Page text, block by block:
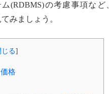
(RDBMS)の考慮事項など
みましょう。
じる]
格